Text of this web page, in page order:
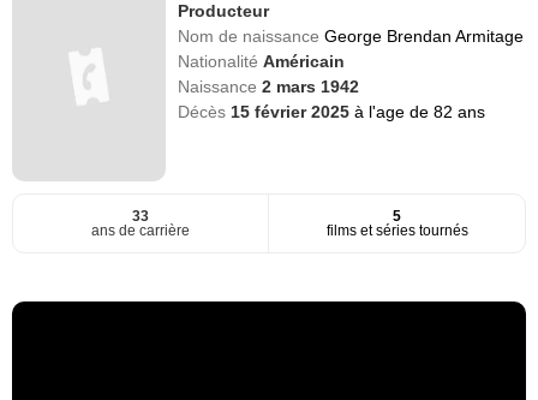
Producteur
Nom de naissanceGeorge Brendan Armitage
NationalitéAméricain
Naissance2 mars 1942
Décès 15 février 2025à l'age de 82 ans
33
ans de carrière
5
films et séries tournés